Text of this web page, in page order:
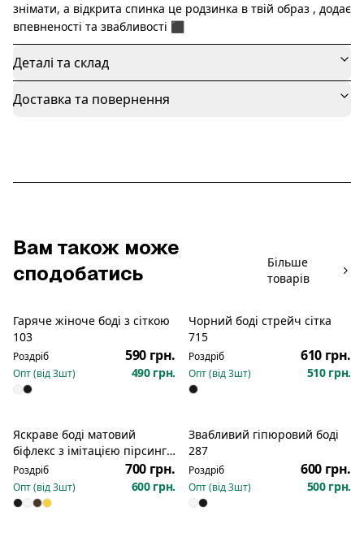
знімати, а відкрита спинка це родзинка в твій образ , додає
впевненості та звабливості ‍⬛
Деталі та склад
Доставка та повернення
Вам також може
сподобатись
Більше
товарів
Гаряче жіноче боді з сіткою
103
Роздріб 590 грн.
Опт (від3шт) 490 грн.
Чорний боді стрейч сітка
715
Роздріб 610 грн.
Опт (від3шт) 510 грн.
Яскраве боді матовий
біфлекс з імітацією пірсингу
2066
Роздріб 700 грн.
Опт (від3шт) 600 грн.
Звабливий гіпюровий боді
287
Роздріб 600 грн.
Опт (від3шт) 500 грн.